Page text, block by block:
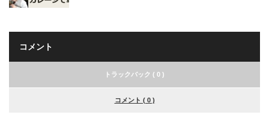
コメント
トラックバック ( 0 )
コメント ( 0 )